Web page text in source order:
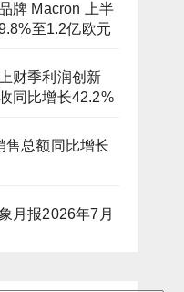
牌 Macron 上半
至1.2亿欧元
财季利润创新
同比增长42.2%
售总额同比增长
月报2026年7月